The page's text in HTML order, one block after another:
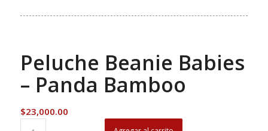
Peluche Beanie Babies
– Panda Bamboo
$23,000.00